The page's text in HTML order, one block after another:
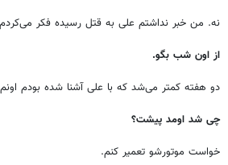
نه. من خبر نداشتم علی به قتل رسیده فکر
از اون شب بگو.
دو هفته کمتر می‌شد که با علی آشنا شده بودم اونم
چی شد اومد پیشت؟
خواست موتورشو تعمیر کنم.